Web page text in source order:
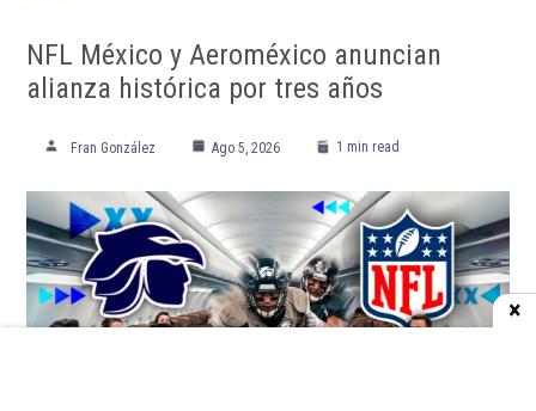
NFL México y Aeroméxico anuncian
alianza histórica por tres años
Fran González Ago 5, 2026 1 min read